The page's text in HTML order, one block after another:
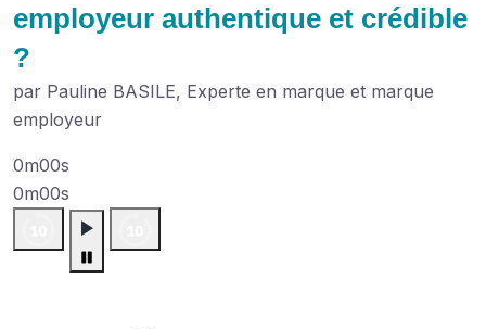
employeur authentique et crédible
?
par Pauline BASILE, Experte en marque et marque
employeur
0m00s
0m00s